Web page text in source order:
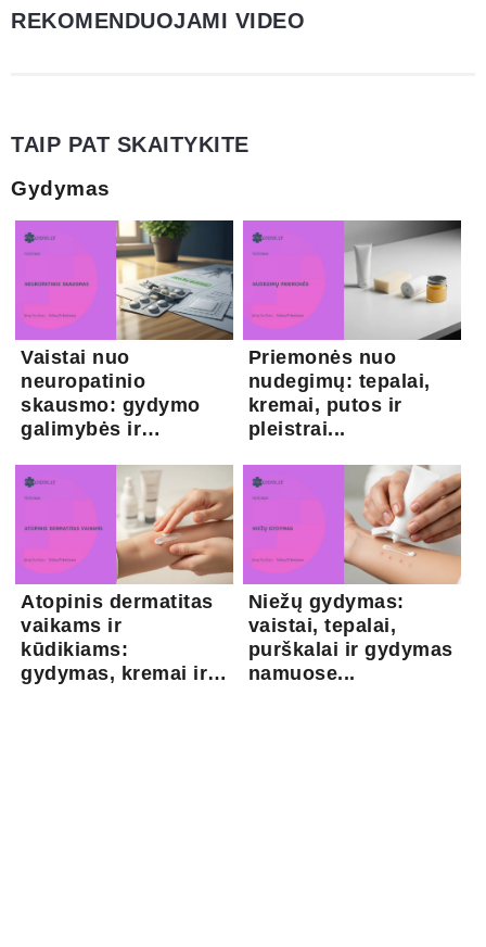
REKOMENDUOJAMI VIDEO
TAIP PAT SKAITYKITE
Gydymas
Vaistai nuo
neuropatinio
skausmo: gydymo
galimybės ir
Priemonės nuo
nudegimų: tepalai,
kremai, putos ir
pleistrai...
Atopinis dermatitas
vaikams ir
kūdikiams:
gydymas, kremai ir
Niežų gydymas:
vaistai, tepalai,
purškalai ir gydymas
namuose...